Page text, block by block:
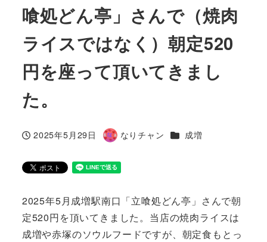
喰処どん亭」さんで（焼肉
ライスではなく）朝定520
円を座って頂いてきまし
た。
投稿日
2025年5月29日
著
なりチャン カテゴリー
成増
2025年5月成増駅南口「立喰処どん亭」さんで朝
定520円を頂いてきました。当店の焼肉ライスは
成増や赤塚のソウルフードですが、朝定食もとっ